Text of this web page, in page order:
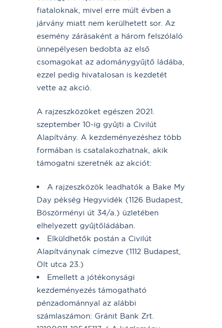
fiataloknak, mivel erre múlt évben a
járvány miatt nem kerülhetett sor. Az
esemény zárásaként a három felszólaló
ünnepélyesen bedobta az első
csomagokat az adománygyűjtő ládába,
ezzel pedig hivatalosan is kezdetét
vette az akció.
A rajzeszközöket egészen 2021.
szeptember 10-ig gyűjti a Civilút
Alapítvány. A kezdeményezéshez több
formában is csatalakozhatnak, akik
támogatni szeretnék az akciót:
A rajzeszközök leadhatók a Bake My
Day pékség Hegyvidék (1126 Budapest,
Böszörményi út 34/a.) üzletében
elhelyezett gyűjtőládában.
Elküldhetők postán a Civilút
Alapítványnak címezve (1112 Budapest,
Olt utca 23.)
Emellett a jótékonysági
kezdeményezés támogatható
pénzadománnyal az alábbi
számlaszámon: Gránit Bank Zrt.